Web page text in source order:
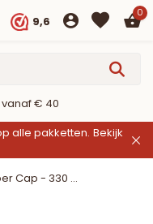
9,6
0
€ 40
alle pakketten. Bekijk
Cap - 330 ...